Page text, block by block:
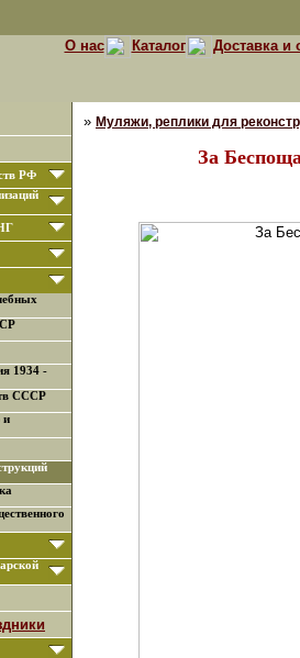
О нас Каталог Доставка и
РФ
1934 -
СССР
и
» Муляжи, реплики для
За